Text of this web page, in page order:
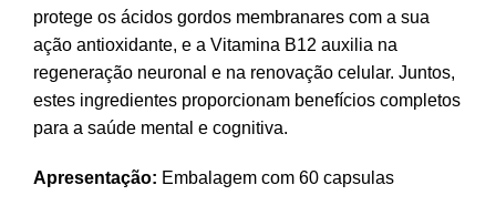
protege os ácidos gordos membranares com a sua
ação antioxidante, e a Vitamina B12 auxilia na
regeneração neuronal e na renovação celular. Juntos,
estes ingredientes proporcionam benefícios completos
para a saúde mental e cognitiva.
Apresentação: Embalagem com 60 capsulas